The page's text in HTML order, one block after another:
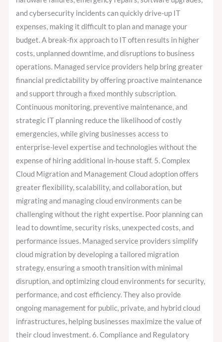
and cybersecurity incidents can quickly drive-up IT
expenses, making it difficult to plan and manage your
budget. A break-fix approach to IT often results in higher
costs, unplanned downtime, and disruptions to business
operations. Managed service providers help bring greater
financial predictability by offering proactive maintenance
and support through a fixed monthly subscription.
Continuous monitoring, preventive maintenance, and
strategic IT planning reduce the likelihood of costly
emergencies, while giving businesses access to
enterprise-level expertise and technologies without the
expense of hiring additional in-house staff. 5. Complex
Cloud Migration and Management Cloud adoption offers
greater flexibility, scalability, and collaboration, but
migrating and managing cloud environments can be
challenging without the right expertise. Poor planning can
lead to downtime, security risks, unexpected costs, and
performance issues. Managed service providers simplify
cloud migration by developing a tailored migration
strategy, ensuring a smooth transition with minimal
disruption, and optimizing cloud environments for security,
performance, and cost efficiency. They also provide
ongoing management for public, private, and hybrid cloud
infrastructures, helping businesses maximize the value of
their cloud investment. 6. Compliance and Regulatory